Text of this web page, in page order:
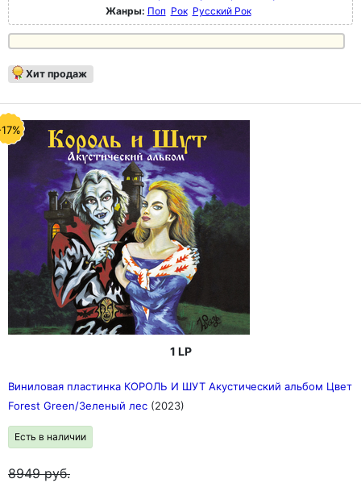
Жанры: Поп Рок Русский Рок
Хит продаж
1 LP
Виниловая пластинка КОРОЛЬ И ШУТ Акустический альбом Цвет
Forest Green/Зеленый лес (2023)
Есть в наличии
8949руб.